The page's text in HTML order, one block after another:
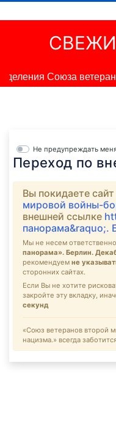
Союза
Переход по
Не предупреждать
Вы покидаете сайт
мировой войны-
внешней ссылке
панорама&raquo;.
Мы не несем
панорама». Берлин.
рекомендуем не
сторонних сайтах.
Если Вы не хотите
закройте эту вкладку,
секунд
«Союз ветеранов второй
нацизма.» всегда